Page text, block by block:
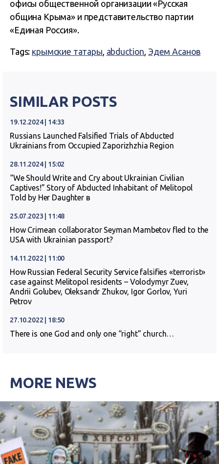
офисы общественной организации «Русская
община Крыма» и представительство партии
«Единая Россия».
Tags: крымские татары, abduction, Эдем Асанов
SIMILAR POSTS
19.12.2024 | 14:33
Russians Launched Falsified Trials of Abducted
Ukrainians from Occupied Zaporizhzhia Region
28.11.2024 | 15:02
“We Should Write and Cry about Ukrainian Civilian
Captives!” Story of Abducted Inhabitant of Melitopol
Told by Her Daughter в
25.07.2023 | 11:48
How Crimean collaborator Seyman Mambetov fled to the
USA with Ukrainian passport?
14.11.2022 | 11:00
How Russian Federal Security Service falsifies «terrorist»
case against Melitopol residents – Volodymyr Zuev,
Andrii Golubev, Oleksandr Zhukov, Igor Gorlov, Yuri
Petrov
27.10.2022 | 18:50
There is one God and only one “right” church…
MORE NEWS